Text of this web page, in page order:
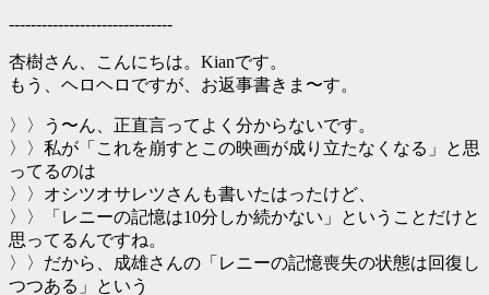
------------------------------
杏樹さん、こんにちは。Kianです。
もう、ヘロヘロですが、お返事書きま〜す。
〉〉う〜ん、正直言ってよく分からないです。
〉〉私が「これを崩すとこの映画が成り立たなくなる」と思
ってるのは
〉〉オシツオサレツさんも書いたはったけど、
〉〉「レニーの記憶は10分しか続かない」ということだけと
思ってるんですね。
〉〉だから、成雄さんの「レニーの記憶喪失の状態は回復し
つつある」という